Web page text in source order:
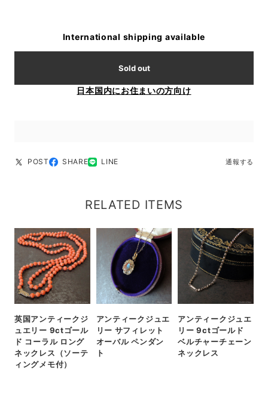
International shipping available
Sold out
日本国内にお住まいの方向け
POST SHARE LINE 通報する
RELATED ITEMS
英国アンティークジ
ュエリー 9ctゴール
ド コーラル ロング
ネックレス（ソーテ
ィングメモ付）
アンティークジュエ
リー サフィレット
オーバル ペンダン
ト
アンティークジュエ
リー 9ctゴールド
ベルチャーチェーン
ネックレス